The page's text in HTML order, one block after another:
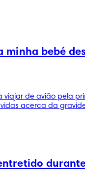
bebé
viajar de avião pela
acerca da